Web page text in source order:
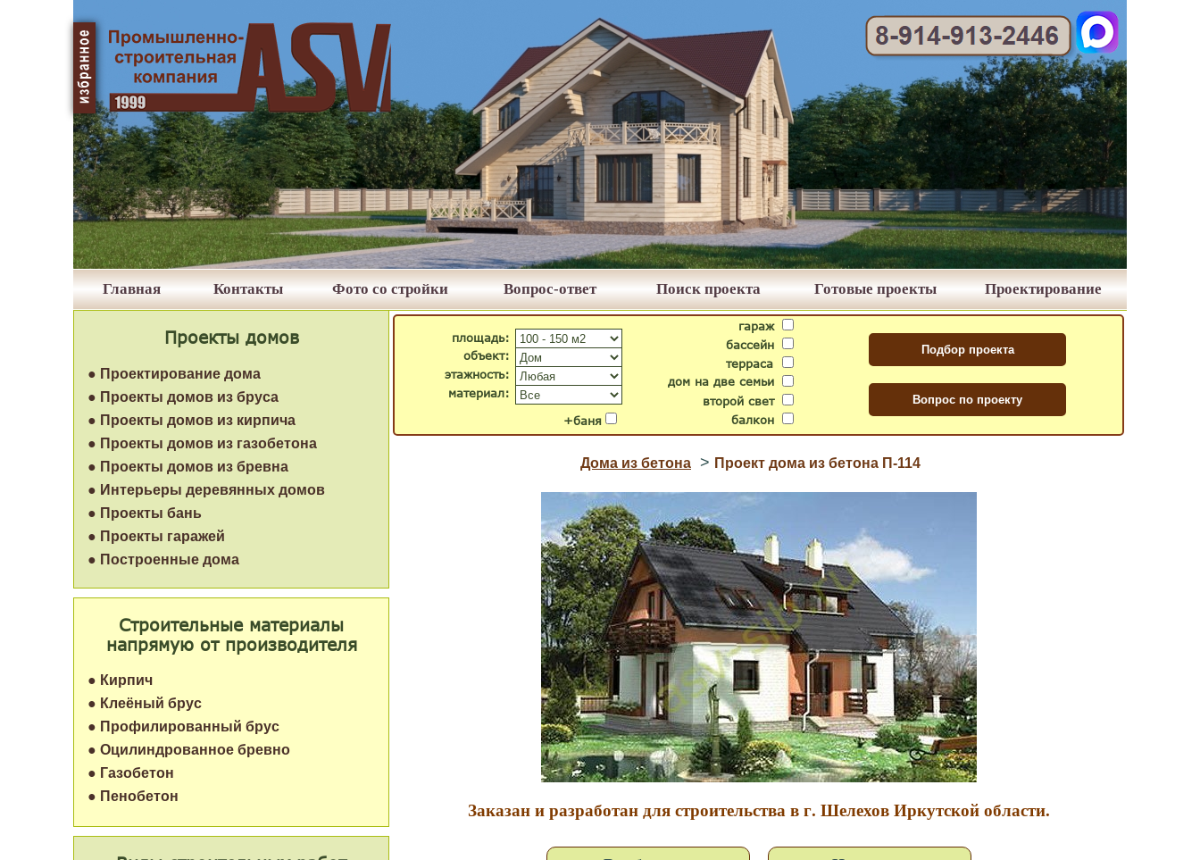
Проектирование
Главная Фото со стройки
Контакты Вопрос-ответ Поиск проекта Готовые проекты
Проекты домов
Строительные материалы
напрямую от производителя
● Кирпич
● Клеёный брус
● Профилированный брус
● Оцилиндрованное бревно
● Газобетон
● Пенобетон
● Проектирование дома
● Проекты домов из бруса
● Проекты домов из кирпича
● Проекты домов из газобетона
● Проекты домов из бревна
● Интерьеры деревянных домов
● Проекты бань
● Проекты гаражей
● Построенные дома
гараж
бассейн
второй свет
дом на две семьи
терраса
балкон
+баня
объект:
материал:
площадь:
этажность:
Дома из бетона > Проект дома из бетона П-114
Заказан и разработан для строительства в г. Шелехов Иркутской области.